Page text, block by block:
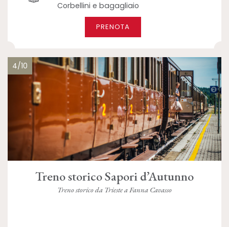
Corbellini e bagagliaio
PRENOTA
4/10
Treno storico Sapori d’Autunno
Treno storico da Trieste a Fanna Cavasso